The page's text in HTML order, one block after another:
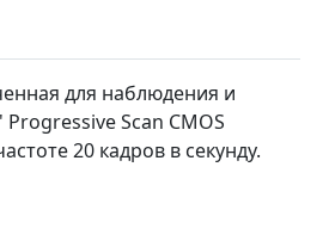
для наблюдения и
Scan CMOS
20 кадров в секунду.